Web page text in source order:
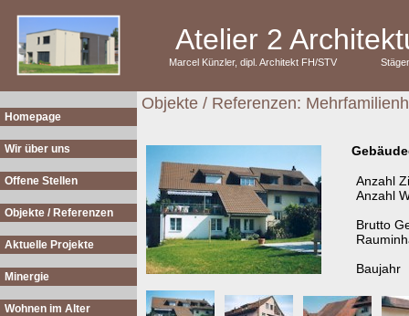
Atelier 2
Marcel Künzler, dipl. Architekt FH/STV
Homepage
Wir über uns
Offene Stellen
Objekte / Referenzen
Aktuelle Projekte
Minergie
Wohnen im Alter
Objekte / Referenzen:
Anzahl
Anzahl
Brutto
Baujahr